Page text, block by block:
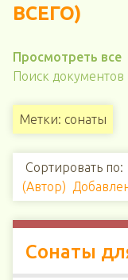
ВСЕГО)
Просмотреть все
Поиск документов
Метки: сонаты
Сортировать по:
(Автор)
Сонаты